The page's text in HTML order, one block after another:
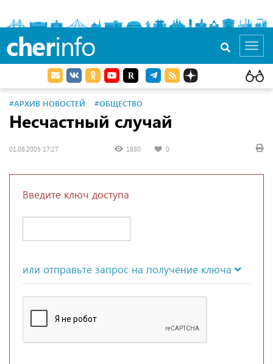
cherinfo
#АРХИВ НОВОСТЕЙ #ОБЩЕСТВО
Несчастный случай
01.08.2005 17:27 1880 0
Введите ключ доступа
или отправьте запрос на получение ключа